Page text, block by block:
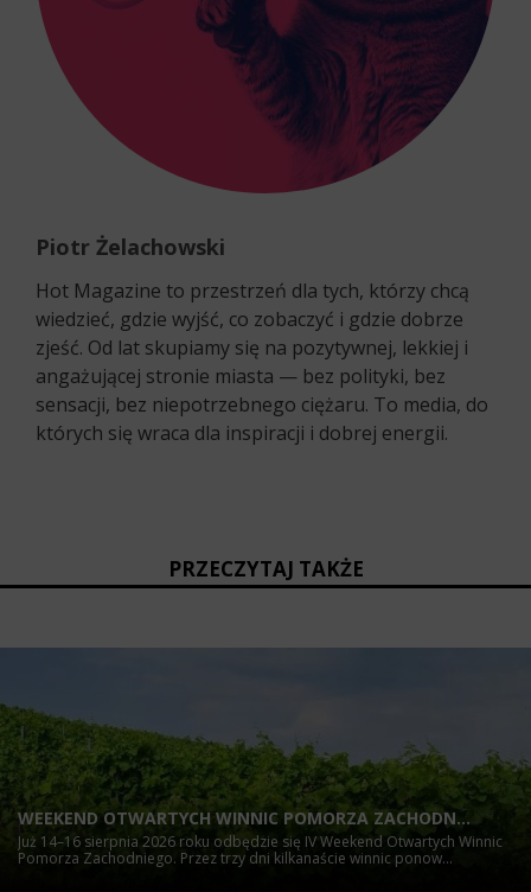
Piotr Żelachowski
Hot Magazine to przestrzeń dla tych, którzy chcą
wiedzieć, gdzie wyjść, co zobaczyć i gdzie dobrze
zjeść. Od lat skupiamy się na pozytywnej, lekkiej i
angażującej stronie miasta — bez polityki, bez
sensacji, bez niepotrzebnego ciężaru. To media, do
których się wraca dla inspiracji i dobrej energii.
PRZECZYTAJ TAKŻE
WEEKEND OTWARTYCH WINNIC POMORZA ZACHODN...
Już 14–16 sierpnia 2026 roku odbędzie się IV Weekend Otwartych Winnic
Pomorza Zachodniego. Przez trzy dni kilkanaście winnic ponow...